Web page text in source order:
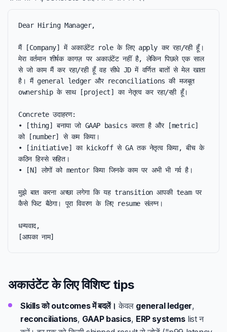
Dear Hiring Manager,
मैं [Company] में अकाउंटेंट role के लिए apply कर रहा/रही हूँ।
मेरा वर्तमान शीर्षक कागज़ पर अकाउंटेंट नहीं है, लेकिन पिछले एक साल
से जो काम मैं कर रहा/रही हूँ वह सीधे JD में वर्णित बातों से मेल खाता
है। मैं general ledger और reconciliations की मजबूत
ownership के साथ [project] का नेतृत्व कर रहा/रही हूँ।
Concrete उदाहरण:
• [thing] बनाया जो GAAP basics करता है और [metric]
को [number] से कम किया।
• [initiative] का kickoff से GA तक नेतृत्व किया, बीच के
कठिन हिस्से सहित।
• [N] लोगों को mentor किया जिनके काम पर अभी भी गर्व है।
मुझे बात करना अच्छा लगेगा कि यह transition आपकी team पर
कैसे फिट बैठेगा। पूरा विवरण के लिए resume संलग्न।
धन्यवाद,
[आपका नाम]
अकाउंटेंट के लिए विशिष्ट tips
Skills को outcomes में बदलें। केवल general ledger,
reconciliations, GAAP basics, ERP systemslist न